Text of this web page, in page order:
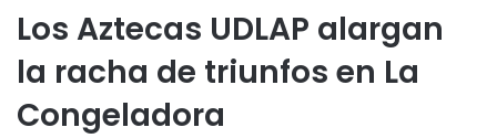
Los Aztecas UDLAP alargan
la racha de triunfos en La
Congeladora